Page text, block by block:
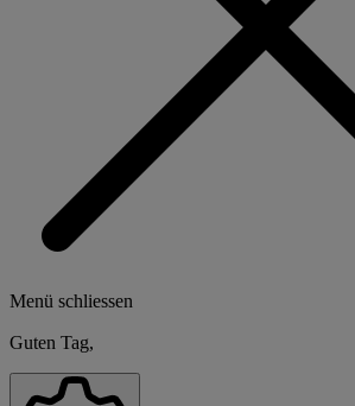
Menü schliessen
Guten Tag,